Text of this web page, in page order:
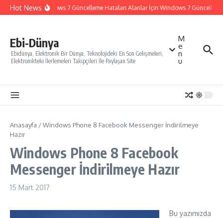
İçeriğe atla
Hot NewsWindows 7 Güncelleme Hataları Alanlar İçin Windows 7
Ebi-Dünya
Ebidünya, Elektronik Bir Dünya, Teknolojideki En Son Gelişmeleri,
Elektronikteki İlerlemeleri Takipçileri İle Paylaşan Site
M
e
n
u
Anasayfa /Windows Phone 8 Facebook Messenger İndirilmeye
Hazır
Windows Phone 8 Facebook
Messenger İndirilmeye Hazır
15 Mart 2017
Bu yazımızda